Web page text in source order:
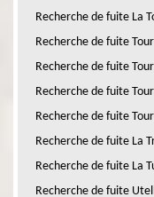
Recherche de fuite La
Recherche de fuite
Recherche de fuite
Recherche de fuite
Recherche de fuite
Recherche de fuite La
Recherche de fuite La
Recherche de fuite